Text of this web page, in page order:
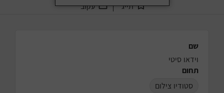
תייג עקוב
שם
וידאו סיטי
תחום
סטודיו צילום